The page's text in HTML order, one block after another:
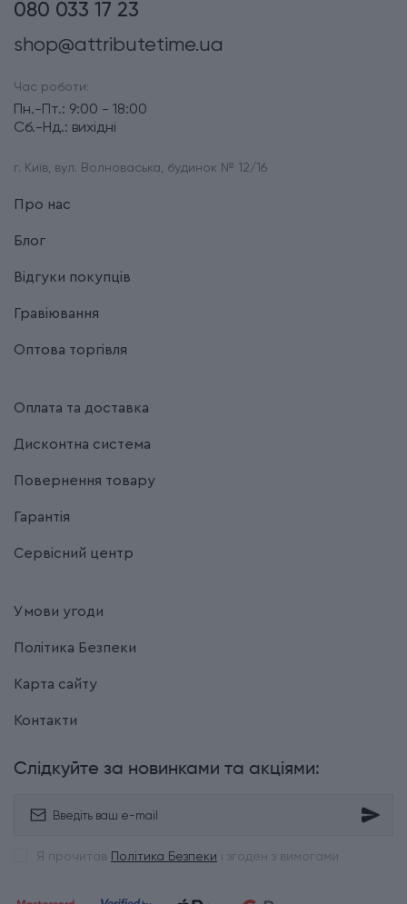
080 033 17 23
shop@attributetime.ua
Час роботи:
Пн.-Пт.: 9:00 - 18:00
Сб.-Нд.: вихідні
г. Київ, вул. Волноваська, будинок № 12/16
Про нас
Блог
Відгуки покупців
Гравіювання
Оптова торгівля
Оплата та доставка
Дисконтна система
Повернення товару
Гарантія
Сервісний центр
Умови угоди
Політика Безпеки
Карта сайту
Контакти
Слідкуйте за новинками та акціями:
Я прочитав Політика Безпеки і згоден з вимогами